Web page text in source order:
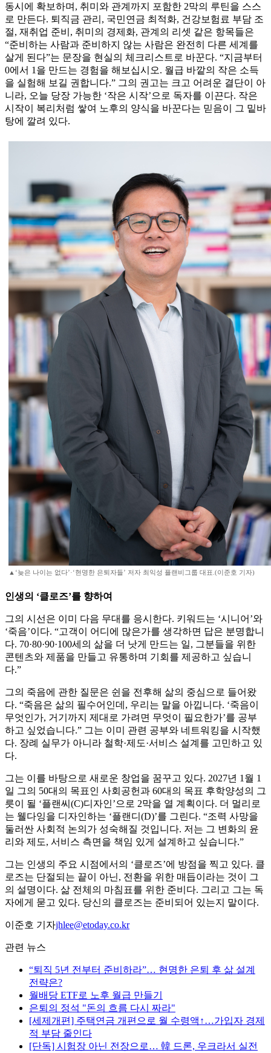
동시에 확보하며, 취미와 관계까지 포함한 2막의 루틴을 스스
로 만든다. 퇴직금 관리, 국민연금 최적화, 건강보험료 부담 조
절, 재취업 준비, 취미의 경제화, 관계의 리셋 같은 항목들은
“준비하는 사람과 준비하지 않는 사람은 완전히 다른 세계를
살게 된다”는 문장을 현실의 체크리스트로 바꾼다. “지금부터
0에서 1을 만드는 경험을 해보십시오. 월급 바깥의 작은 소득
을 실험해 보길 권합니다.” 그의 권고는 크고 어려운 결단이 아
니라, 오늘 당장 가능한 ‘작은 시작’으로 독자를 이끈다. 작은
시작이 복리처럼 쌓여 노후의 양식을 바꾼다는 믿음이 그 밑바
탕에 깔려 있다.
▲‘늦은 나이는 없다’·‘현명한 은퇴자들’ 저자 최익성 플랜비그룹 대표.(이준호 기자)
인생의 ‘클로즈’를 향하여
그의 시선은 이미 다음 무대를 응시한다. 키워드는 ‘시니어’와
‘죽음’이다. “고객이 어디에 많은가를 생각하면 답은 분명합니
다. 70·80·90·100세의 삶을 더 낫게 만드는 일, 그분들을 위한
콘텐츠와 제품을 만들고 유통하며 기회를 제공하고 싶습니
다.”
그의 죽음에 관한 질문은 쉰을 전후해 삶의 중심으로 들어왔
다. “죽음은 삶의 필수어인데, 우리는 말을 아낍니다. ‘죽음이
무엇인가, 거기까지 제대로 가려면 무엇이 필요한가’를 공부
하고 싶었습니다.” 그는 이미 관련 공부와 네트워킹을 시작했
다. 장례 실무가 아니라 철학·제도·서비스 설계를 고민하고 있
다.
그는 이를 바탕으로 새로운 창업을 꿈꾸고 있다. 2027년 1월 1
일 그의 50대의 목표인 사회공헌과 60대의 목표 후학양성의 그
릇이 될 ‘플랜씨(C)디자인’으로 2막을 열 계획이다. 더 멀리로
는 웰다잉을 디자인하는 ‘플랜디(D)’를 그린다. “조력 사망을
둘러싼 사회적 논의가 성숙해질 것입니다. 저는 그 변화의 윤
리와 제도, 서비스 측면을 책임 있게 설계하고 싶습니다.”
그는 인생의 주요 시점에서의 ‘클로즈’에 방점을 찍고 있다. 클
로즈는 단절되는 끝이 아닌, 전환을 위한 매듭이라는 것이 그
의 설명이다. 삶 전체의 마침표를 위한 준비다. 그리고 그는 독
자에게 묻고 있다. 당신의 클로즈는 준비되어 있는지 말이다.
이준호 기자jhlee@etoday.co.kr
관련 뉴스
“퇴직 5년 전부터 준비하라”… 현명한 은퇴 후 삶 설계
전략은?
월배당 ETF로 노후 월급 만들기
은퇴의 정석 "돈의 흐름 다시 짜라"
[세제개편] 주택연금 개편으로 월 수령액↑…가입자 경제
적 부담 줄인다
[단독] 시험장 아닌 전장으로… 韓 드론, 우크라서 실전